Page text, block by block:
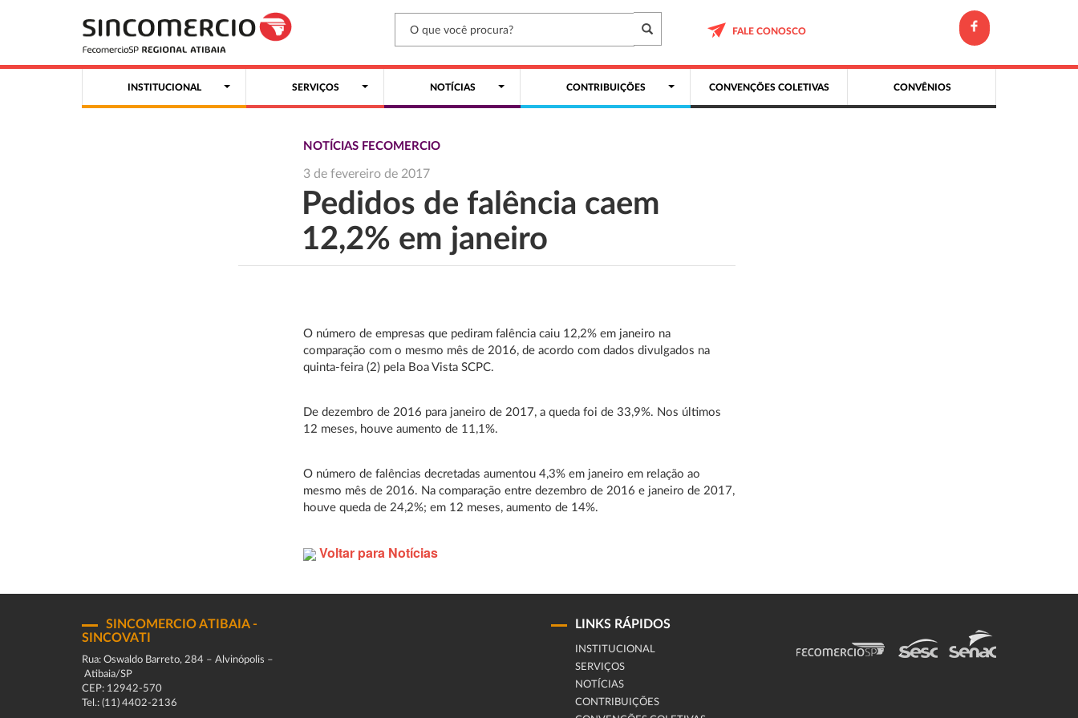
FALE CONOSCO
INSTITUCIONAL SERVIÇOS NOTÍCIAS CONTRIBUIÇÕES CONVENÇÕES COLETIVAS CONVÊNIOS
NOTÍCIAS FECOMERCIO
3 de fevereiro de 2017
Pedidos de falência caem
12,2% em janeiro
O número de empresas que pediram falência caiu 12,2% em janeiro na
comparação com o mesmo mês de 2016, de acordo com dados divulgados na
quinta-feira (2) pela Boa Vista SCPC.
De dezembro de 2016 para janeiro de 2017, a queda foi de 33,9%. Nos últimos
12 meses, houve aumento de 11,1%.
O número de falências decretadas aumentou 4,3% em janeiro em relação ao
mesmo mês de 2016. Na comparação entre dezembro de 2016 e janeiro de 2017,
houve queda de 24,2%; em 12 meses, aumento de 14%.
Voltar para Notícias
SINCOMERCIO ATIBAIA -
SINCOVATI
Rua: Oswaldo Barreto, 284 – Alvinópolis –
Atibaia/SP
CEP: 12942-570
Tel.: (11) 4402-2136
LINKS RÁPIDOS
INSTITUCIONAL
SERVIÇOS
NOTÍCIAS
CONTRIBUIÇÕES